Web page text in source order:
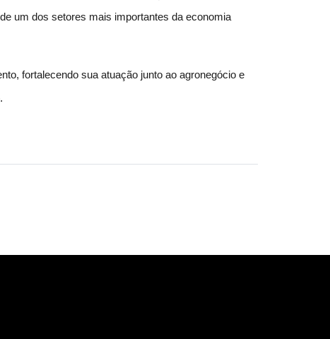
um dos setores mais importantes da economia
fortalecendo sua atuação junto ao agronegócio e